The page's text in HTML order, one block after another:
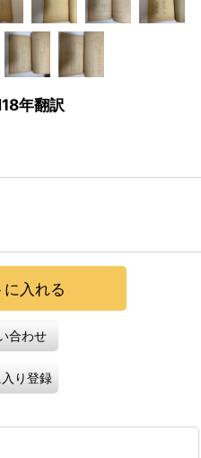
年翻訳
に入れる
合わせ
り登録